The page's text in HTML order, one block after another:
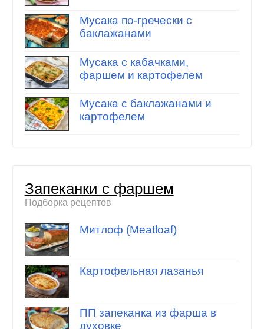
Мусака по-гречески с
баклажанами
Мусака с кабачками,
фаршем и картофелем
Мусака с баклажанами и
картофелем
Запеканки с фаршем
Подборка рецептов
Митлоф (Meatloaf)
Картофельная лазанья
ПП запеканка из фарша в
духовке